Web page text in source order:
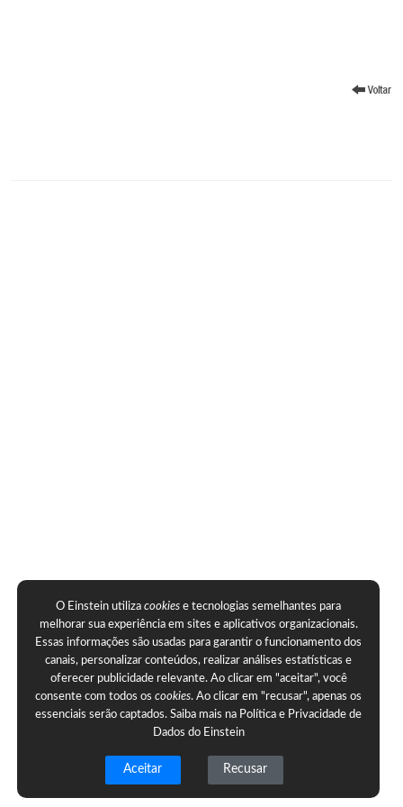
O Einstein utilizacookies e tecnologias semelhantes para
melhorar sua experiência em sites e aplicativos organizacionais.
Essas informações são usadas para garantir o funcionamento dos
canais, personalizar conteúdos, realizar análises estatísticas e
oferecer publicidade relevante. Ao clicar em "aceitar", você
consente com todos oscookies. Ao clicar em "recusar", apenas os
essenciais serão captados. Saiba mais na Política e Privacidade de
Dados do Einstein
Aceitar Recusar